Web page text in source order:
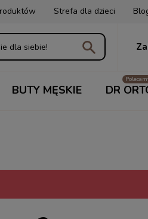
Strefa dla dzieci
BUTY MĘSKIE DR